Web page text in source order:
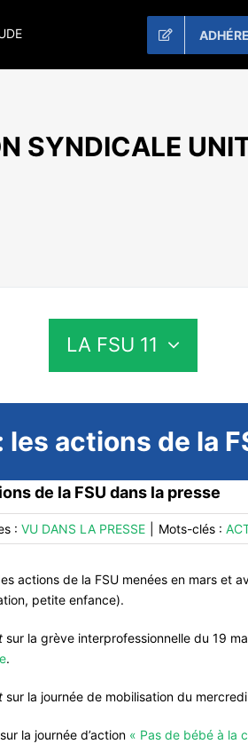
SYNDICALE
LA FSU 11
actions de la
de la FSU dans la presse
: VU DANS LA PRESSE Mots-clés :
actions de la FSU menées en mars et
petite enfance).
sur la grève interprofessionnelle du 19
.
sur la journée de mobilisation du
la journée d’action « Pas de bébé à la